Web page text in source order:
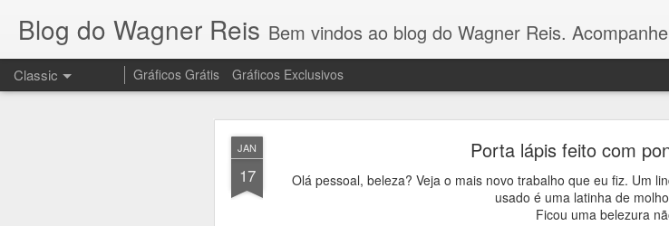
JAN
17
Porta lápis feito com
Olá pessoal, beleza? Veja o mais novo trabalho que eu fiz. Um
usado é uma latinha de
Ficou uma belezura
Blog do Wagner Reis Bem vindos ao blog do Wagner Reis. Acompanhe as vídeo aulas de ponto cruz, dicas,
Classic Gráficos Grátis Gráficos Exclusivos
Gráfico Arvore de Natal
Olá pessoal! Como
Olha que lindo o gráfico dessa arvorezinhaeu fiz